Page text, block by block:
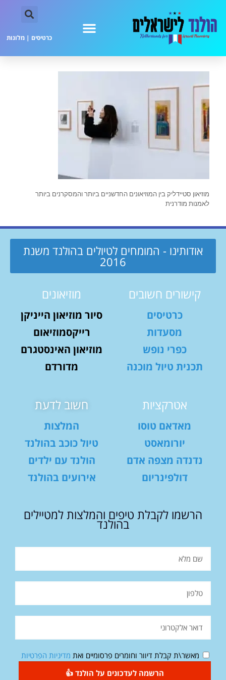
כרטיסים | מלונות
מוזיאון סטיידליק בין המוזיאונים החדשניים ביותר והמסקרנים ביותר
לאמנות מודרנית
אודותינו - המומחים לטיולים בהולנד משנת
2016
קישורים חשובים
כרטיסים
מסעדות
כפרי נופש
תכנית טיול מוכנה
מוזיאונים
סיור מוזיאון הייניקן
רייקסמוזיאום
מוזיאון האינסטגרם
מדורדם
אטרקציות
מאדאם טוסו
יורומאסט
נדנדה מצפה אדם
דולפינריום
חשוב לדעת
המלצות
טיול כוכב בהולנד
הולנד עם ילדים
אירועים בהולנד
הרשמו לקבלת טיפים והמלצות למטיילים
בהולנד
מאשר\ת קבלת דיוור וחומרים פרסומיים ואת מדיניות הפרטיות
הרשמה לעדכונים על הולנד 👍